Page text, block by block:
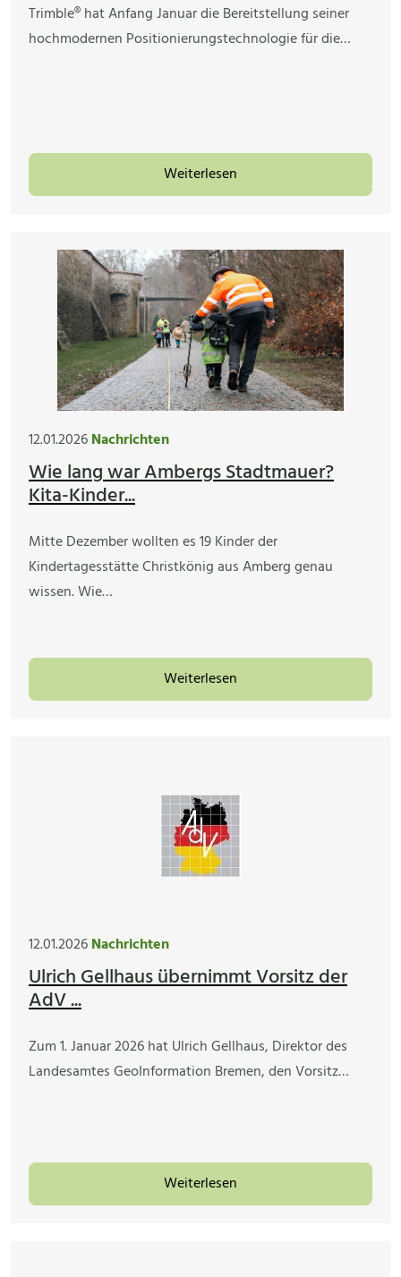
Trimble® hat Anfang Januar die Bereitstellung seiner
hochmodernen Positionierungstechnologie für die…
Weiterlesen
12.01.2026Nachrichten
Wie lang war Ambergs Stadtmauer?
Kita-Kinder...
Mitte Dezember wollten es 19 Kinder der
Kindertagesstätte Christkönig aus Amberg genau
wissen. Wie…
Weiterlesen
12.01.2026Nachrichten
Ulrich Gellhaus übernimmt Vorsitz der
AdV ...
Zum 1. Januar 2026 hat Ulrich Gellhaus, Direktor des
Landesamtes GeoInformation Bremen, den Vorsitz…
Weiterlesen